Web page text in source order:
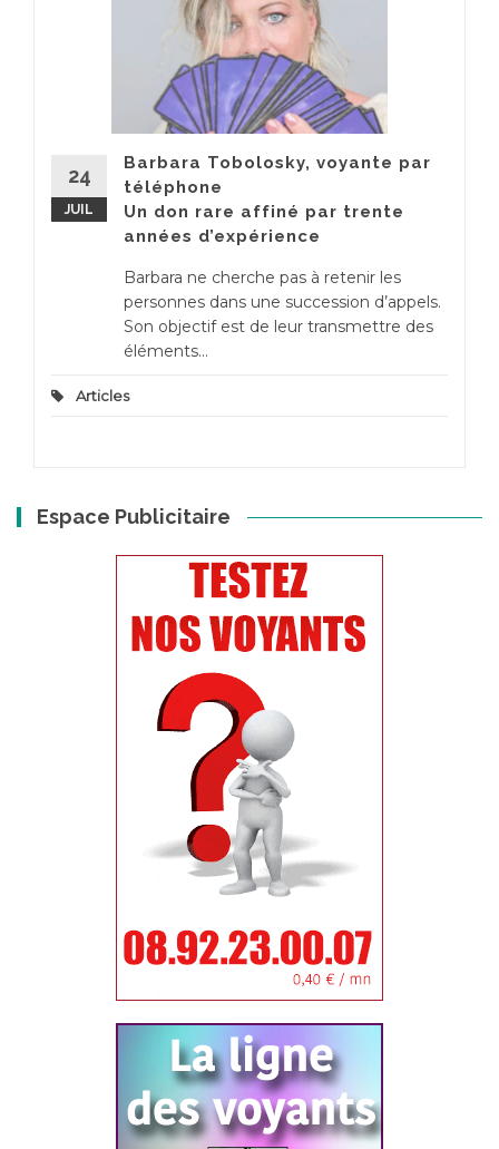
24
JUIL
Barbara Tobolosky, voyante par
téléphone
Un don rare affiné par trente
années d’expérience
Barbara ne cherche pas à retenir les
personnes dans une succession d’appels.
Son objectif est de leur transmettre des
éléments...
Articles
Espace Publicitaire